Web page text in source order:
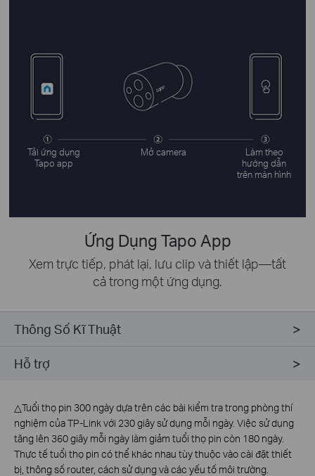
Tải ứng dụng
Tapo app
Mở camera
Làm theo
hướng dẫn
trên màn hình
Ứng Dụng Tapo App
Xem trực tiếp, phát lại, lưu clip và thiết lập—tất
cả trong một ứng dụng.
Thông Số Kĩ Thuật
Hỗ trợ
△Tuổi thọ pin 300 ngày dựa trên các bài kiểm tra trong phòng thí
nghiệm của TP-Link với 230 giây sử dụng mỗi ngày. Việc sử dụng
tăng lên 360 giây mỗi ngày làm giảm tuổi thọ pin còn 180 ngày.
Thực tế tuổi thọ pin có thể khác nhau tùy thuộc vào cài đặt thiết
bị, thông số router, cách sử dụng và các yếu tố môi trường.